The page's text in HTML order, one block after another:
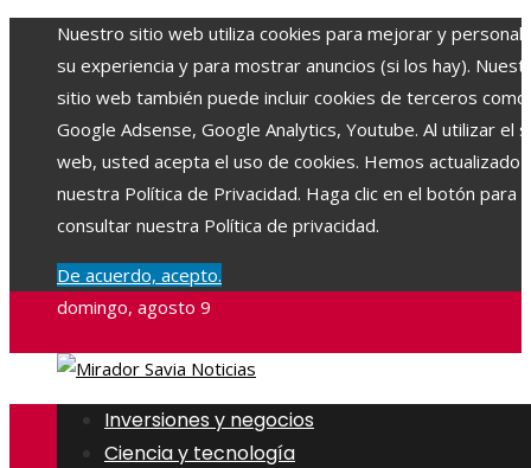
Nuestro sitio web utiliza cookies para mejorar y
su experiencia y para mostrar anuncios (si los hay).
sitio web también puede incluir cookies de terceros como
Google Adsense, Google Analytics, Youtube. Al utilizar el
web, usted acepta el uso de cookies. Hemos actualizado
nuestra Política de Privacidad. Haga clic en el botón para
consultar nuestra Política de privacidad.
De acuerdo, acepto.
domingo, agosto 9
Inversiones y negocios
Ciencia y tecnología